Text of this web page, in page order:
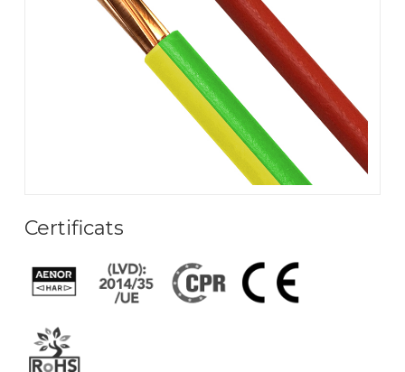
Certificats